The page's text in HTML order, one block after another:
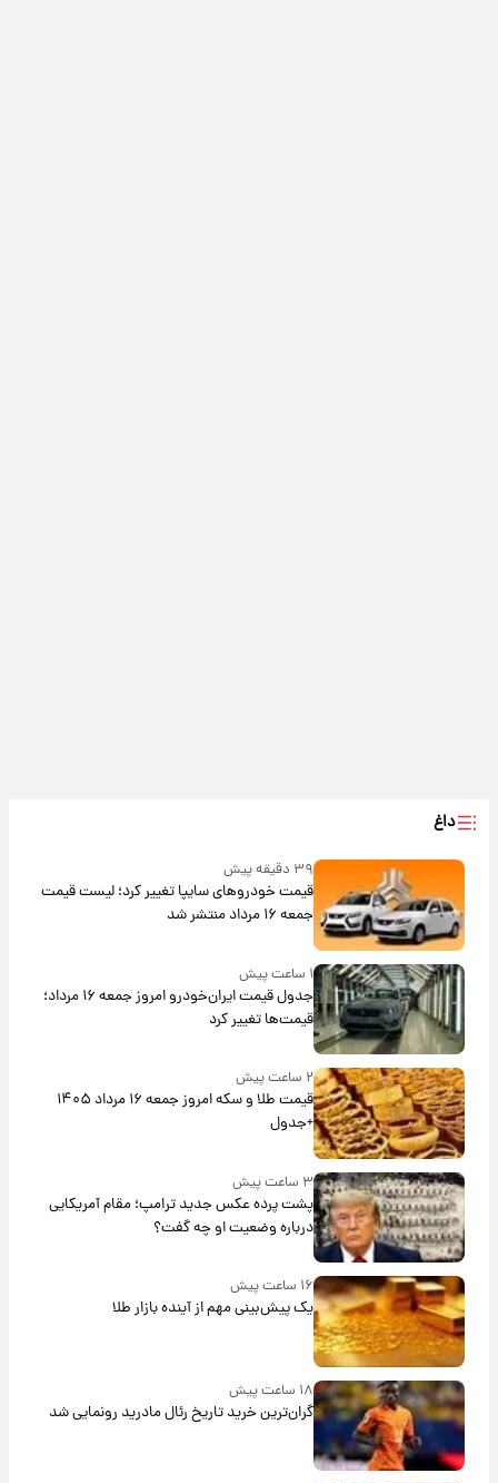
داغ
۳۹ دقیقه پیش
قیمت خودروهای سایپا تغییر کرد؛ لیست قیمت
جمعه ۱۶ مرداد منتشر شد
۱ ساعت پیش
جدول قیمت ایران‌خودرو امروز جمعه ۱۶ مرداد؛
قیمت‌ها تغییر کرد
۲ ساعت پیش
قیمت طلا و سکه امروز جمعه ۱۶ مرداد ۱۴۰۵
+جدول
۳ ساعت پیش
پشت پرده عکس جدید ترامپ؛ مقام آمریکایی
درباره وضعیت او چه گفت؟
۱۶ ساعت پیش
یک پیش‌بینی مهم از آینده بازار طلا
۱۸ ساعت پیش
گران‌ترین خرید تاریخ رئال مادرید رونمایی شد